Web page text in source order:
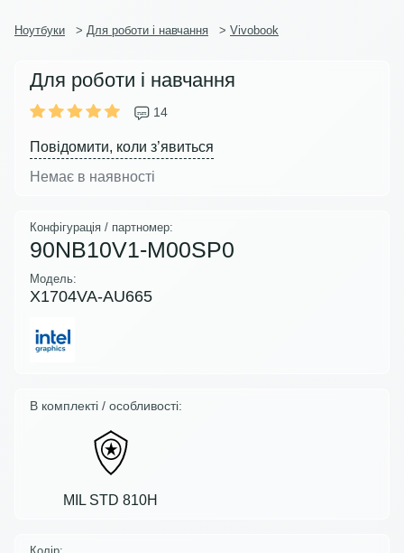
Ноутбуки > Для роботи і навчання > Vivobook
Для роботи і навчання
14
Повідомити, коли з’явиться
Немає в наявності
Конфігурація / партномер:
90NB10V1-M00SP0
Модель:
X1704VA-AU665
В комплекті / особливості:
MIL STD 810H